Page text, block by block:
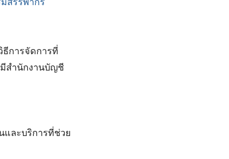
ธีการจัดการที่
มีสำนักงานบัญชี
และบริการที่ช่วย